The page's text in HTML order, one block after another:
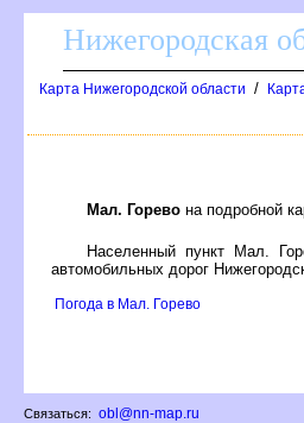
Нижегородская
Карта Нижегородской области /
Мал. Горево на подробной
Населенный пункт Мал.
автомобильных дорог
Погода в Мал. Горево
Связаться: obl@nn-map.ru